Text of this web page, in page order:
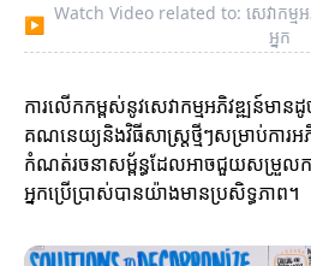
▶
Watch Video related to: សេវាកម្មអ
អ្នក
ការលើកកម្ពស់នូវសេវាកម្មអភិវឌ្ឍន៍មា
គណនេយ្យនិងវិធីសាស្ត្រថ្មីៗសម្រាប់ការអ
កំណត់រចនាសម្ព័ន្ធដែលអាចជួយសម្រួលក
អ្នកប្រើប្រាស់បានយ៉ាងមានប្រសិទ្ធភាព។